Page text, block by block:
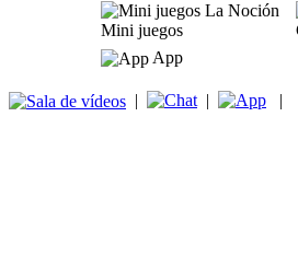
Mini juegos
App
| | |